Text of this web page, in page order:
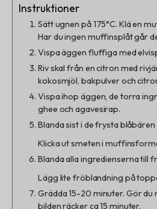
Instruktioner
Sätt ugnen på 175°C. Klä en
Har du ingen muffinsplåt går
Vispa äggen fluffiga med
Riv skal från en citron med
kokosmjöl, bakpulver och
Vispa ihop äggen, de torra
ghee och agavesirap.
Blanda sist i de frysta blåbären
Klicka ut smeten i
Blanda alla ingredienserna till
Lägg lite fröblandning på
Grädda 15-20 minuter. Gör
bilden räcker ca 15 minuter.